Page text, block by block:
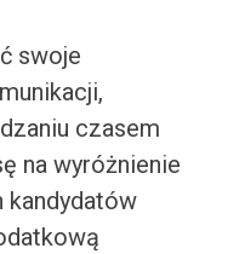
swoje
czasem
na wyróżnienie
kandydatów